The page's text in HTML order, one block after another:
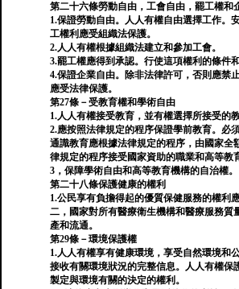
第二十六條勞動自由，工會自由，罷工權和
1.保證勞動自由。人人有權自由選擇工作。
工權利應受組織法保護。
2.人人有權根據組織法建立和參加工會。
3.罷工權應得到承認。行使這項權利的條件
4.保證企業自由。除非法律許可，否則應禁
應受法律保護。
第27條－受教育權和學術自由
1.人人有權接受教育，並有權選擇所接受的教
2.應按照法律規定的程序保證學前教育。必
通識教育應根據法律規定的程序，由國家全
律規定的程序接受國家資助的職業和高等教
3，保障學術自由和高等教育機構的自治權。
第二十八條保護健康的權利
1.公民享有負擔得起的優質保健服務的權利
二，國家對所有醫療衛生機構和醫療服務質
產和流通。
第29條－環境保護權
1.人人有權享有健康環境，享受自然環境和
接收有關環境狀況的完整信息。人人有權保
製定與環境有關的決定的權利。